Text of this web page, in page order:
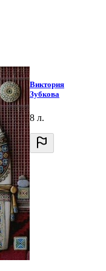
Виктория
Зубкова
8 л.